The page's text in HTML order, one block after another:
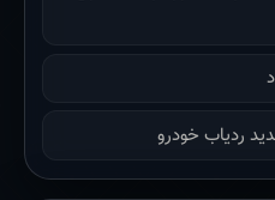
ردیاب خودرو